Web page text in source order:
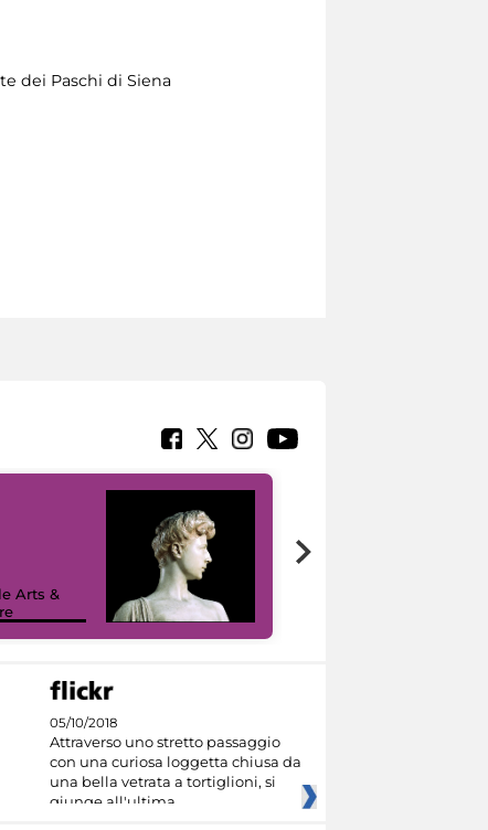
dei Paschi di Siena
Arts &
05/10/2018
Attraverso uno stretto passaggio
con una curiosa loggetta chiusa da
una bella vetrata a tortiglioni, si
giunge all'ultima